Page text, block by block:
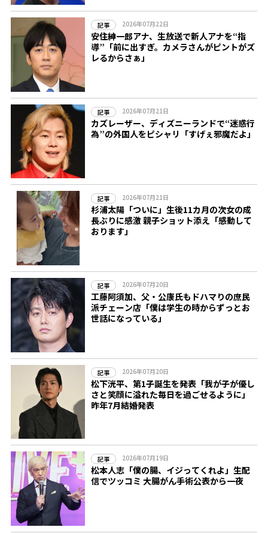
記事 2026年07月22日
安住紳一郎アナ、生放送で新人アナを“指
導”「前に出すぎ。カメラさんがピントがズ
レるからさぁ」
記事 2026年07月21日
カズレーザー、ディズニーランドで“迷惑行
為”の外国人をピシャリ「すげぇ邪魔だよ」
記事 2026年07月21日
杉浦太陽「ついに」生後11カ月の次女の成
長ぶりに感激 親子ショット添え「感動して
おります」
記事 2026年07月20日
工藤阿須加、父・公康氏もドハマりの庶民
派チェーン店「僕は学生の時からずっとお
世話になっている」
記事 2026年07月20日
松下洸平、第1子誕生を発表「我が子が優し
さと笑顔に溢れた毎日を過ごせるように」
昨年7月結婚発表
記事 2026年07月19日
松本人志「僕の腸、イジってくれよ」生配
信でツッコミ 大腸がん手術公表から一夜